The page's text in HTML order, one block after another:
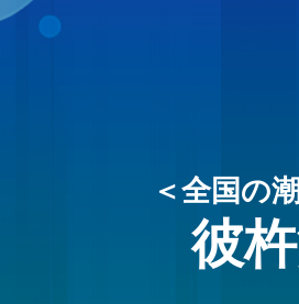
＜全国の
彼